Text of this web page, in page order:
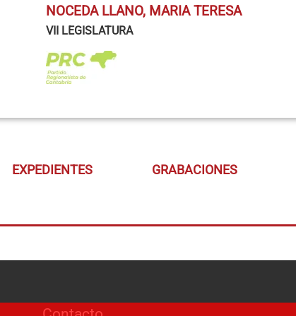
NOCEDA LLANO, MARIA TERESA
VII LEGISLATURA
EXPEDIENTES GRABACIONES